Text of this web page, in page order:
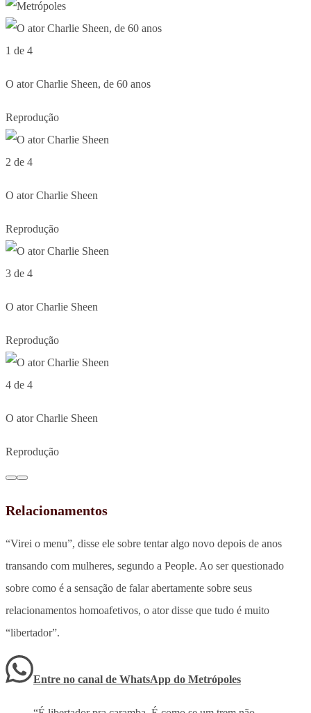
1 de 4
O ator Charlie Sheen, de 60 anos
Reprodução
2 de 4
O ator Charlie Sheen
Reprodução
3 de 4
O ator Charlie Sheen
Reprodução
4 de 4
O ator Charlie Sheen
Reprodução
Relacionamentos
“Virei o menu”, disse ele sobre tentar algo novo depois de anos
transando com mulheres, segundo a People. Ao ser questionado
sobre como é a sensação de falar abertamente sobre seus
relacionamentos homoafetivos, o ator disse que tudo é muito
“libertador”.
Entre no canal de WhatsApp do Metrópoles